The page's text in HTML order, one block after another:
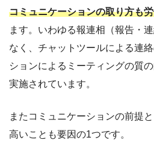
コミュニケーションの取り方も
ます。いわゆる報連相（報告・
なく、チャットツールによる連
ションによるミーティングの質
実施されています。
またコミュニケーションの前提
高いことも要因の1つです。